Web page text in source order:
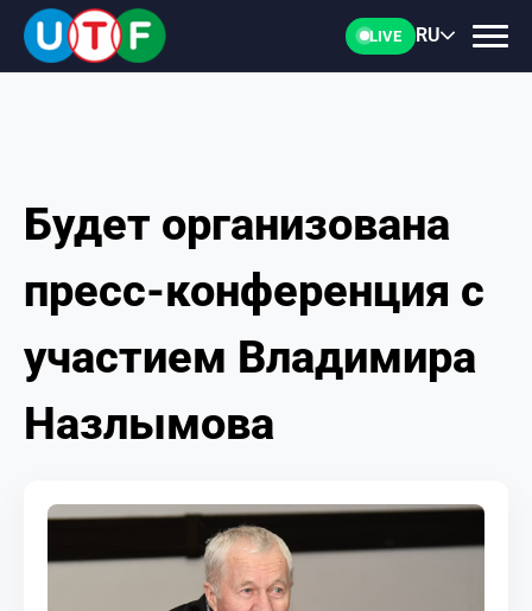
LIVE RU
ГЛАВНАЯ
ФТУ
НОВОСТИ
ДОКУМЕНТЫ
Будет организована
пресс-конференция с
участием Владимира
Назлымова